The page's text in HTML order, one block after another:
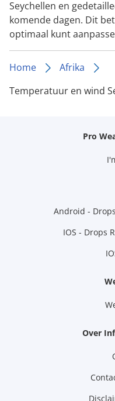
Seychellen en
komende dagen. Dit
optimaal kunt
Home
Afrika
Temperatuur en wind
Pro
Android -
IOS - Drops
Over